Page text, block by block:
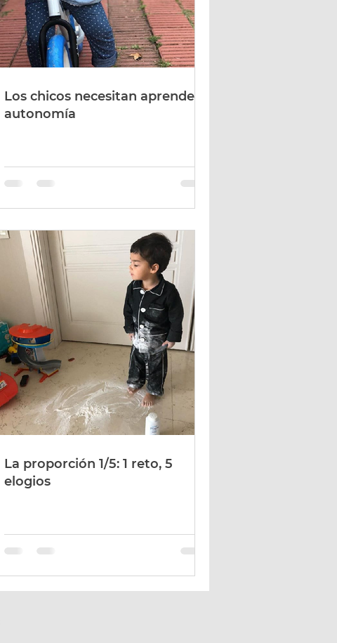
Los chicos necesitan aprender
autonomía
La proporción 1/5: 1 reto, 5
elogios